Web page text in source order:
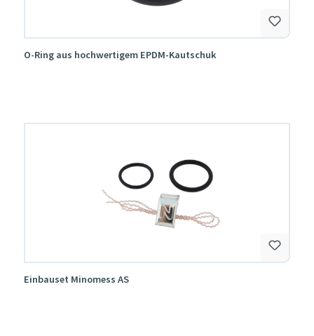
O-Ring aus hochwertigem EPDM-Kautschuk
Einbauset Minomess AS